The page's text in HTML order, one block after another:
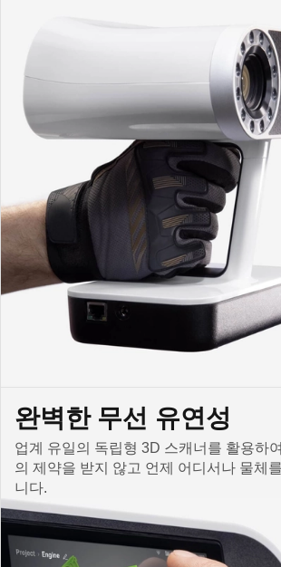
완벽한 무선 유연성
업계 유일의 독립형 3D 스캐너를 활용하
의 제약을 받지 않고 언제 어디서나 물체
니다.